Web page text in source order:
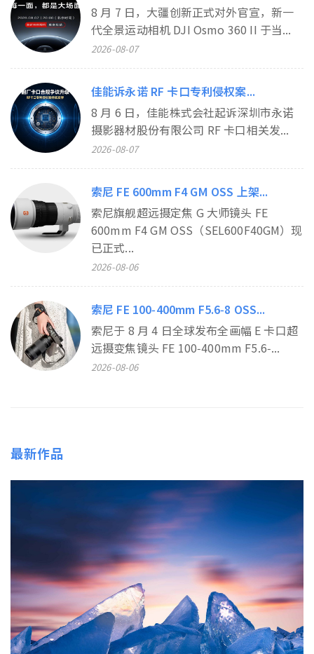
8 月 7 日，大疆创新正式对外官宣，新一
代全景运动相机 DJI Osmo 360 II 于当...
2026-08-07
佳能诉永诺 RF 卡口专利侵权案...
8 月 6 日，佳能株式会社起诉深圳市永诺
摄影器材股份有限公司 RF 卡口相关发...
2026-08-07
索尼 FE 600mm F4 GM OSS 上架...
索尼旗舰超远摄定焦 G 大师镜头 FE
600mm F4 GM OSS（SEL600F40GM）现
已正式...
2026-08-06
索尼 FE 100‑400mm F5.6‑8 OSS...
索尼于 8 月 4 日全球发布全画幅 E 卡口超
远摄变焦镜头 FE 100‑400mm F5.6‑...
2026-08-06
最新作品